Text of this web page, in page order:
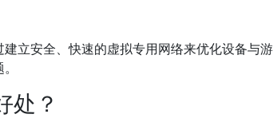
立安全、快速的虚拟专用网络来优化设备与
处？